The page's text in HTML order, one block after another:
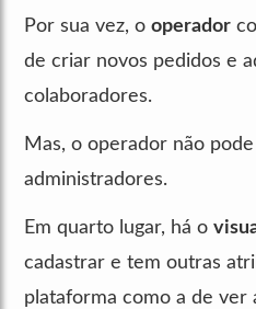
Por sua vez, o operador
de criar novos pedidos e
colaboradores.
Mas, o operador não
administradores.
Em quarto lugar, há o
cadastrar e tem outras
plataforma como a de ver